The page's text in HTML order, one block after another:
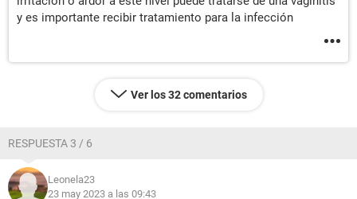
y es importante recibir tratamiento para la infección
Ver los 32 comentarios
RESPUESTA 3 / 6
Leonela23
23 may 2023 a las 09:43